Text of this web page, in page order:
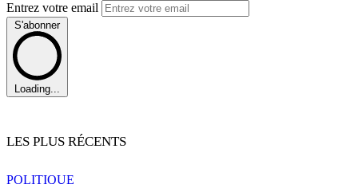
Entrez votre email
S'abonner
Loading...
LES PLUS RÉCENTS
POLITIQUE